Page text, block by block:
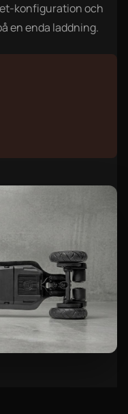
konfiguration och
en enda laddning.